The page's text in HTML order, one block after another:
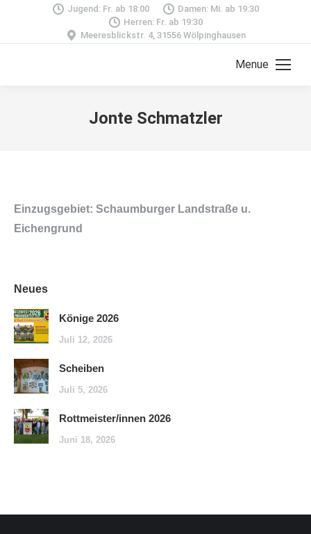
Jugend: Fr. ab 18:00
Damen: Mi. ab 19:30
Herren: Fr. ab 19:30
Meeresblickstr. 4, 31556 Wölpinghausen
Menue
Jonte Schmatzler
Einzugsgebiet: Schaumburger Landstraße u.
Eichengrund
Neues
Könige 2026
Juli 12, 2026
Scheiben
Juli 5, 2026
Rottmeister/innen 2026
Juni 18, 2026